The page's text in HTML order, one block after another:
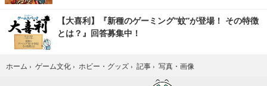
【大喜利】『新種のゲーミング“蚊”が登場！ その特徴
とは？』回答募集中！
ホーム › ゲーム文化 › ホビー・グッズ › 記事 › 写真・画像